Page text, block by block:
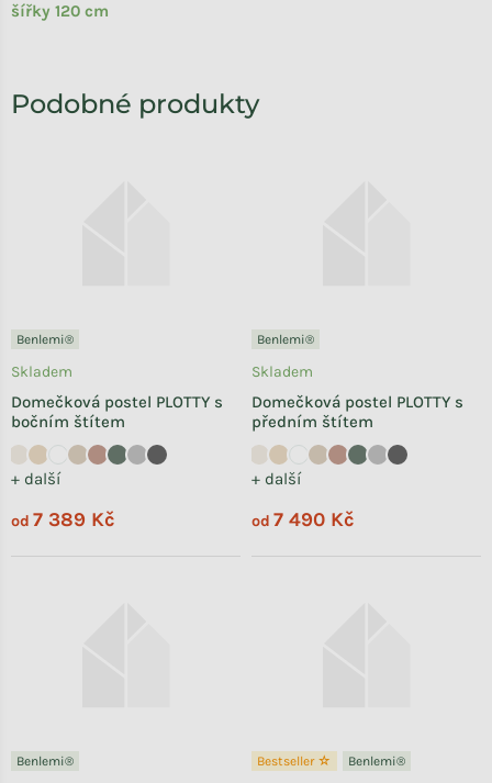
šířky 120 cm
Benlemi®
Domečková postel PLOTTY s
bočním štítem
+ další
Skladem
od 7 389 Kč
Benlemi®
Domečková postel PLOTTY s
předním štítem
+ další
Skladem
od 7 490 Kč
Benlemi® Bestseller ☆ Benlemi®